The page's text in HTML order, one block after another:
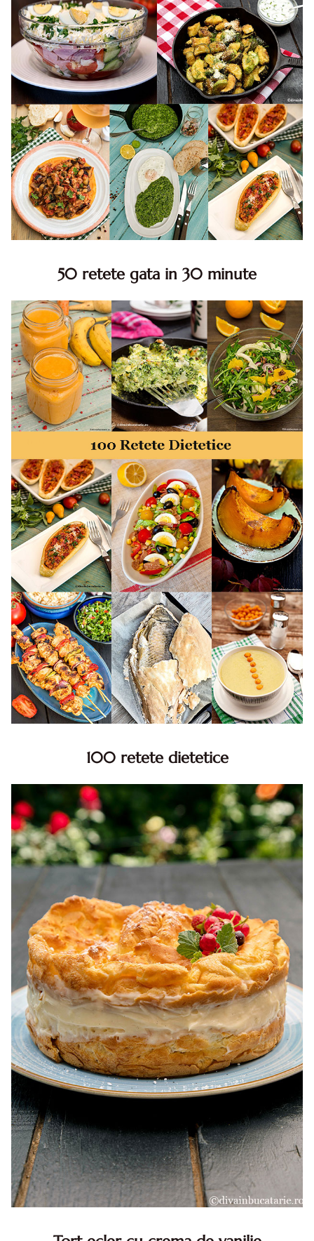
50 retete gata in 30 minute
minute. Retete rapide. Retete rapide de mancare. Idei
retete mancare rapid
100 retete dietetice
dietetice. Idei retete dietetice. 100 Retete mancare
pentru dieta.